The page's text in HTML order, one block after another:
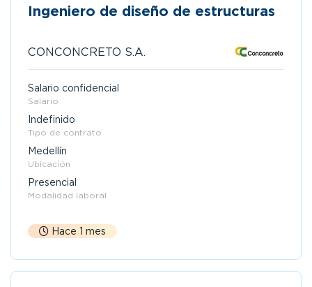
Ingeniero de diseño de estructuras
CONCONCRETO S.A.
Salario confidencial
Salario
Indefinido
Tipo de contrato
Medellín
Ubicación
Presencial
Modalidad laboral
Hace 1 mes